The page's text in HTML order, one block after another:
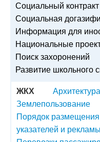
Социальный контракт
Социальная
Информация для
Национальные
Поиск захоронений
Развитие школьного
ЖКХ
Землепользование
Порядок
указателей и рекламы